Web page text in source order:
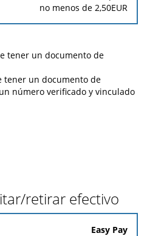
no menos de 2,50EUR
tener un documento de
tener un documento de
número verificado y vinculado
retirar efectivo
Easy Pay